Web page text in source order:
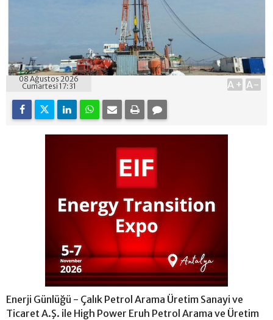
08 Ağustos 2026
Cumartesi 17:31
A+ A-
Enerji Günlüğü - Çalık Petrol Arama Üretim Sanayi ve
Ticaret A.Ş. ile High Power Eruh Petrol Arama ve Üretim